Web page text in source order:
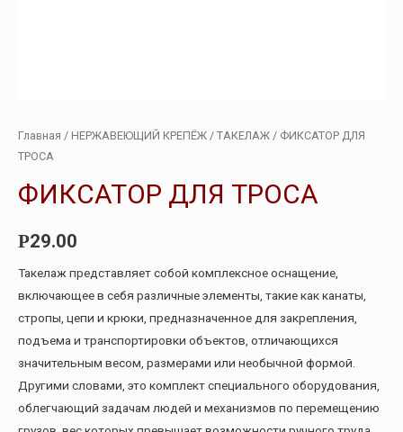
Главная / НЕРЖАВЕЮЩИЙ КРЕПЁЖ / ТАКЕЛАЖ / ФИКСАТОР ДЛЯ
ТРОСА
ФИКСАТОР ДЛЯ ТРОСА
Р29.00
Такелаж представляет собой комплексное оснащение,
включающее в себя различные элементы, такие как канаты,
стропы, цепи и крюки, предназначенное для закрепления,
подъема и транспортировки объектов, отличающихся
значительным весом, размерами или необычной формой.
Другими словами, это комплект специального оборудования,
облегчающий задачам людей и механизмов по перемещению